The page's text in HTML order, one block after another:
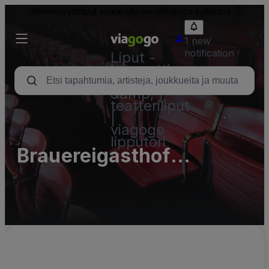
Liput -
konsertti,
urheilu
&amp;
teatteriliput
viagogo
lipputori
1 new
notification
Brauereigasthof
Rothaus